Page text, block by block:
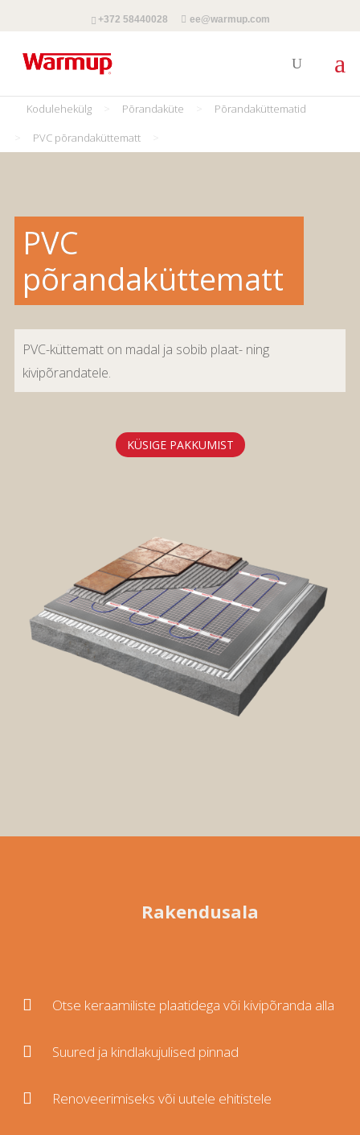
+372 58440028 ee@warmup.com
Kodulehekülg > Põrandaküte >
Põrandaküttematid
>
PVC põrandaküttematt >
PVC
põrandaküttematt
PVC-küttematt on madal ja sobib plaat- ning
kivipõrandatele.
KÜSIGE PAKKUMIST
Rakendusala
 Otse keraamiliste plaatidega või kivipõranda alla
 Suured ja kindlakujulised pinnad
 Renoveerimiseks või uutele ehitistele